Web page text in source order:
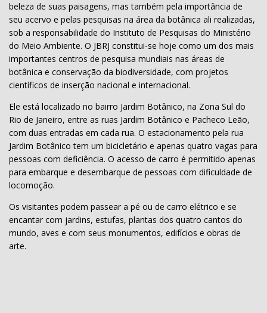
beleza de suas paisagens, mas também pela importância de
seu acervo e pelas pesquisas na área da botânica ali realizadas,
sob a responsabilidade do Instituto de Pesquisas do Ministério
do Meio Ambiente. O JBRJ constitui-se hoje como um dos mais
importantes centros de pesquisa mundiais nas áreas de
botânica e conservação da biodiversidade, com projetos
científicos de inserção nacional e internacional.
Ele está localizado no bairro Jardim Botânico, na Zona Sul do
Rio de Janeiro, entre as ruas Jardim Botânico e Pacheco Leão,
com duas entradas em cada rua. O estacionamento pela rua
Jardim Botânico tem um bicicletário e apenas quatro vagas para
pessoas com deficiência. O acesso de carro é permitido apenas
para embarque e desembarque de pessoas com dificuldade de
locomoção.
Os visitantes podem passear a pé ou de carro elétrico e se
encantar com jardins, estufas, plantas dos quatro cantos do
mundo, aves e com seus monumentos, edifícios e obras de
arte.